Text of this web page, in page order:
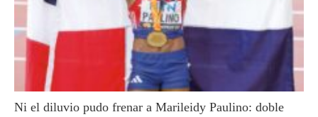
Ni el diluvio pudo frenar a Marileidy Paulino: doble